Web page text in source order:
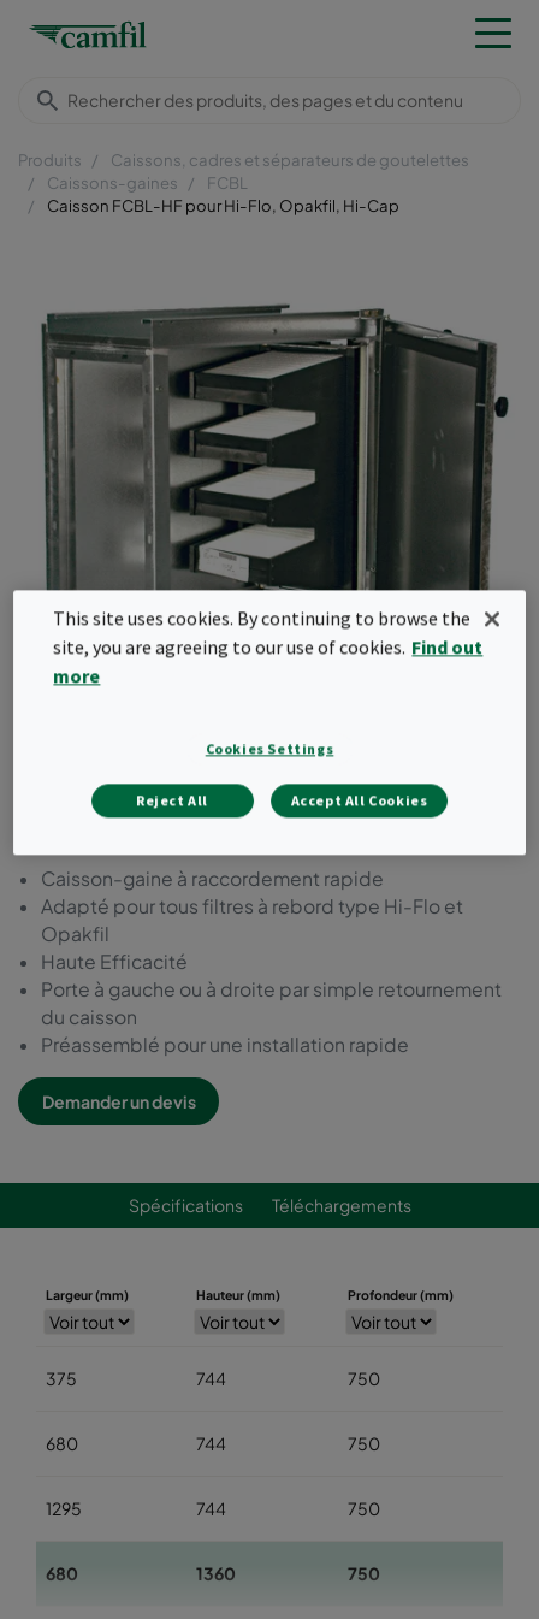
Produits
Caissons, cadres et séparateurs de goutelettes
Caissons-gaines
FCBL
Caisson FCBL-HF pour Hi-Flo, Opakfil, Hi-Cap
Caisson FCBL-HF pour Hi-
Flo, Opakfil, Hi-Cap
Caisson-gaine à raccordement rapide
Adapté pour tous filtres à rebord type Hi-Flo et
Opakfil
Haute Efficacité
Porte à gauche ou à droite par simple retournement
du caisson
Préassemblé pour une installation rapide
Demander un devis
Spécifications Téléchargements
Largeur (mm) Hauteur (mm) Profondeur (mm)
375 744 750
680 744 750
1295 744 750
680 1360 750
This site uses cookies. By continuing to browse the
site, you are agreeing to our use of cookies. Find out
more
Cookies Settings
Reject All Accept All Cookies